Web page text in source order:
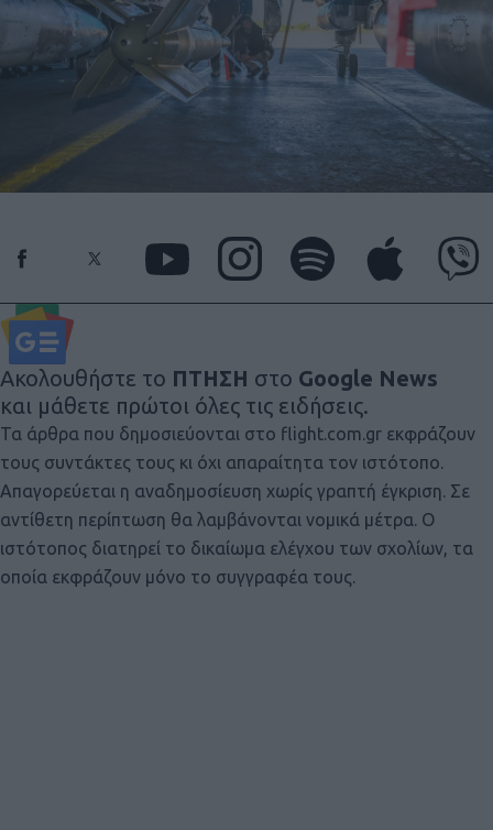
Ακολουθήστε το ΠΤΗΣΗ στο Google News
και μάθετε πρώτοι όλες τις ειδήσεις.
Τα άρθρα που δημοσιεύονται στο flight.com.gr εκφράζουν
τους συντάκτες τους κι όχι απαραίτητα τον ιστότοπο.
Απαγορεύεται η αναδημοσίευση χωρίς γραπτή έγκριση. Σε
αντίθετη περίπτωση θα λαμβάνονται νομικά μέτρα. Ο
ιστότοπος διατηρεί το δικαίωμα ελέγχου των σχολίων, τα
οποία εκφράζουν μόνο το συγγραφέα τους.